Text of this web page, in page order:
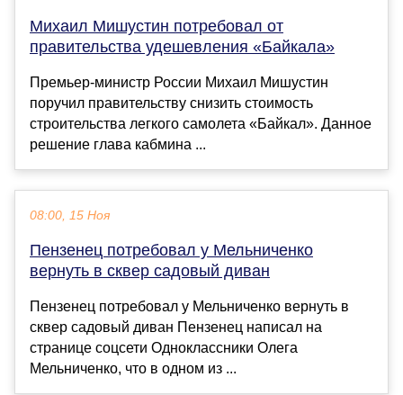
Михаил Мишустин потребовал от
правительства удешевления «Байкала»
Премьер-министр России Михаил Мишустин
поручил правительству снизить стоимость
строительства легкого самолета «Байкал». Данное
решение глава кабмина ...
08:00, 15 Ноя
Пензенец потребовал у Мельниченко
вернуть в сквер садовый диван
Пензенец потребовал у Мельниченко вернуть в
сквер садовый диван Пензенец написал на
странице соцсети Одноклассники Олега
Мельниченко, что в одном из ...